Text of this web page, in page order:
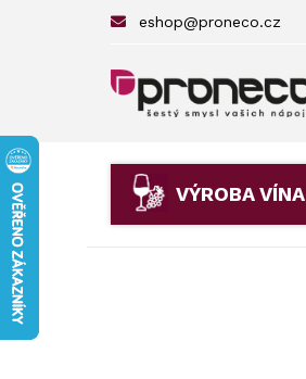
eshop@proneco.cz
VÝROBA VÍNA